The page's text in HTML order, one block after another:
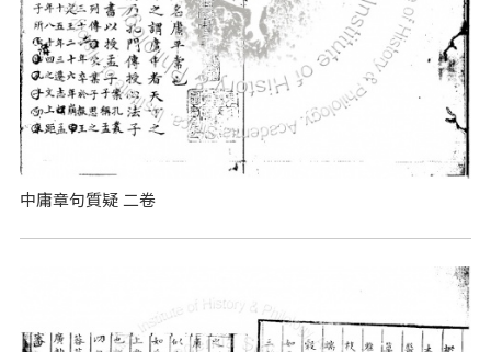
中庸章句質疑 二卷